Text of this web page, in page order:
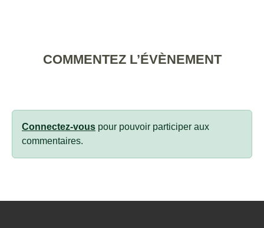
COMMENTEZ L’ÉVÈNEMENT
Connectez-vous pour pouvoir participer aux
commentaires.